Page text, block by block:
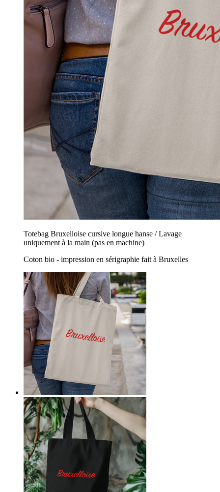
Totebag Bruxelloise cursive longue hanse / Lavage
uniquement à la main (pas en machine)
Coton bio - impression en sérigraphie fait à Bruxelles